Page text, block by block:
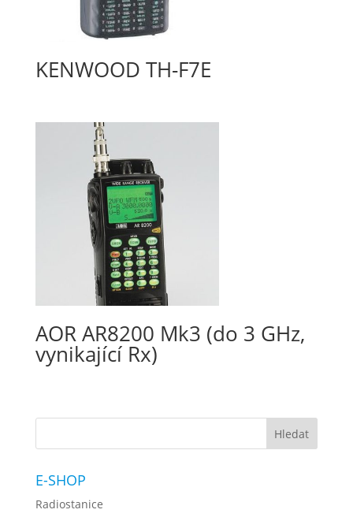
KENWOOD TH-F7E
AOR AR8200 Mk3 (do 3 GHz,
vynikající Rx)
E-SHOP
Radiostanice